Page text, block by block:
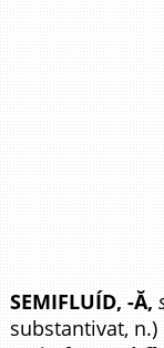
SEMIFLUÍD, -Ă,
substantivat,